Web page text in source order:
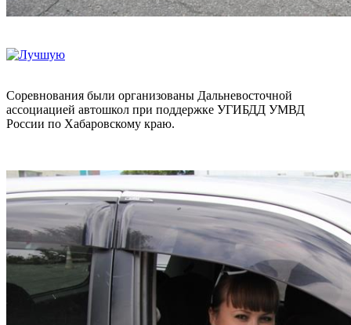
Соревнования были организованы Дальневосточной
ассоциацией автошкол при поддержке УГИБДД УМВД
России по Хабаровскому краю.